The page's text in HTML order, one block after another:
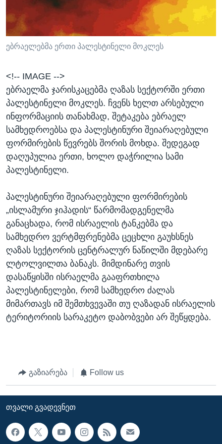
ᲡᲢᲣᲓᲘᲐ ᲕᲐᲨᲘᲜᲒᲢᲝᲜᲘ
ᲔᲙᲝᲜᲝᲛᲘᲙᲐ
ᲯᲐᲜᲛᲠᲗᲔᲚᲝᲑᲐ
ᲛᲔᲪᲜᲘᲔᲠᲔᲑᲐ
ᲙᲣᲚᲢᲣᲠᲐ
ᲒᲐᲚᲘᲚᲔᲝ
ᲓᲔᲖᲘᲜᲤᲝᲠᲛᲐᲪᲘᲐ
Learning English
ᲗᲕᲐᲚᲘ ᲒᲕᲐᲓᲔᲕᲜᲔᲗ
ენები
ებრაელებმა ერთი პალესტინელი მოკლეს
<!-- IMAGE -->
ებრაელმა ჯარისკაცებმა ღაზას სექტორში ერთი
პალესტინელი მოკლეს. ჩვენს ხელთ არსებული
ინფორმაციის თანახმად, შეტაკება ებრაელ
სამხედროებსა და პალესტინური შეიარაღებული
ფორმირების წევრებს შორის მოხდა. შედეგად
დაღუპულია ერთი, ხოლო დაჭრილია სამი
პალესტინელი.
პალესტინური შეიარაღებული ფორმირების
„ისლამური ჯიჰადის“ წარმომადგენელმა
განაცხადა, რომ ისრაელის ტანკებმა და
სამხედრო ვერტმფრენებმა ცეცხლი გაუხსნეს
ღაზას სექტორის ცენტრალურ ნაწილში მდებარე
ლტოლვილთა ბანაკს. მიმდინარე თვის
დასაწყისში ისრაელმა გააფრთხილა
პალესტინელები, რომ სამხედრო ძალას
მიმართავს იმ შემთხვევაში თუ ღაზადან ისრაელის
ტერიტორიის სარაკეტო დაბობვები არ შეწყდება.
გაზიარება Follow us
ᲗᲕᲐᲚᲘ ᲒᲕᲐᲓᲔᲕᲜᲔᲗ